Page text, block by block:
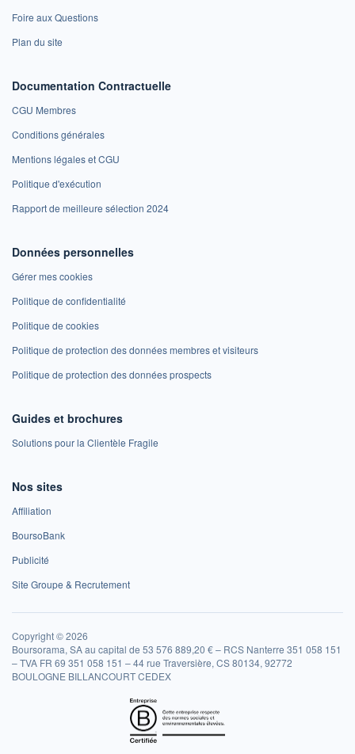
Foire aux Questions
Plan du site
Documentation Contractuelle
CGU Membres
Conditions générales
Mentions légales et CGU
Politique d'exécution
Rapport de meilleure sélection 2024
Données personnelles
Gérer mes cookies
Politique de confidentialité
Politique de cookies
Politique de protection des données membres et visiteurs
Politique de protection des données prospects
Guides et brochures
Solutions pour la Clientèle Fragile
Nos sites
Affiliation
BoursoBank
Publicité
Site Groupe & Recrutement
Copyright © 2026
Boursorama, SA au capital de 53 576 889,20 € – RCS Nanterre 351 058 151
– TVA FR 69 351 058 151 – 44 rue Traversière, CS 80134, 92772
BOULOGNE BILLANCOURT CEDEX